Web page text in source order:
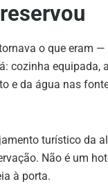
o que eram
cozinha equipada,
e da água nas
turístico da
Não é um
à porta.